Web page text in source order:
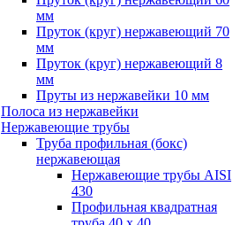
мм
Пруток (круг) нержавеющий 70
мм
Пруток (круг) нержавеющий 8
мм
Пруты из нержавейки 10 мм
Полоса из нержавейки
Нержавеющие трубы
Труба профильная (бокс)
нержавеющая
Нержавеющие трубы AISI
430
Профильная квадратная